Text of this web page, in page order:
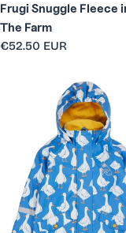
Frugi Snuggle Fleece
The Farm
Precio
€52.50 EUR